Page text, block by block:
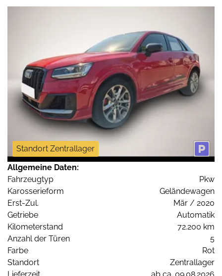
Standort Zentrallager
Allgemeine Daten:
Fahrzeugtyp
Pkw
Karosserieform
Geländewagen
Erst-Zul.
Mär / 2020
Getriebe
Automatik
Kilometerstand
72.200 km
Anzahl der Türen
5
Farbe
Rot
Standort
Zentrallager
Lieferzeit
ab ca. 09.08.2026